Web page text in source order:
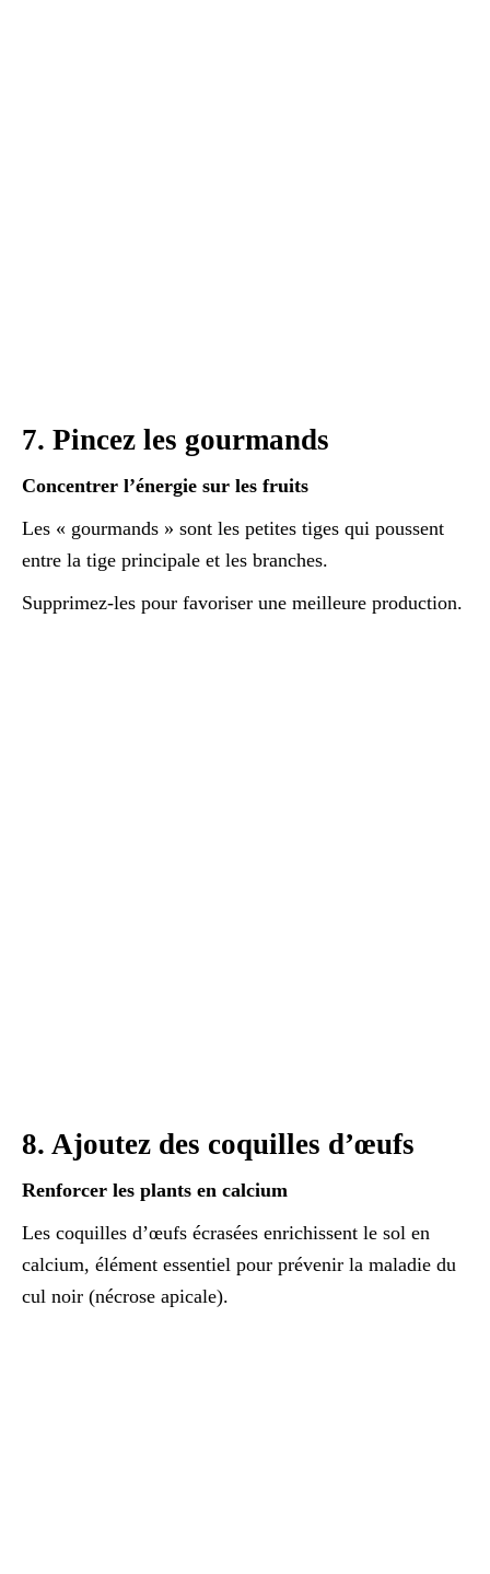
7. Pincez les gourmands
Concentrer l’énergie sur les fruits
Les « gourmands » sont les petites tiges qui poussent
entre la tige principale et les branches.
Supprimez-les pour favoriser une meilleure production.
8. Ajoutez des coquilles d’œufs
Renforcer les plants en calcium
Les coquilles d’œufs écrasées enrichissent le sol en
calcium, élément essentiel pour prévenir la maladie du
cul noir (nécrose apicale).